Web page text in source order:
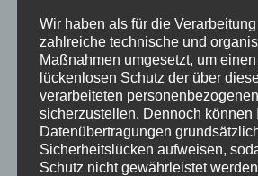
Kommentar
Wir haben als für die
zahlreiche technische und
Maßnahmen umgesetzt, um
lückenlosen Schutz der über
verarbeiteten
sicherzustellen. Dennoch können
Datenübertragungen
Sicherheitslücken aufweisen,
Schutz nicht gewährleistet